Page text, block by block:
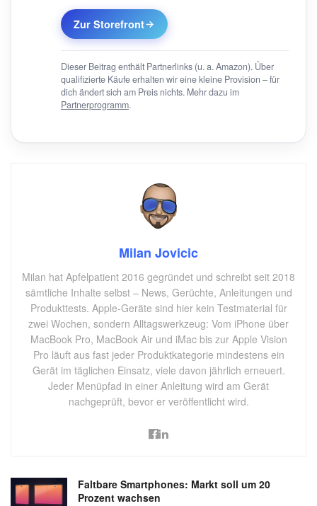
Zur Storefront
Dieser Beitrag enthält Partnerlinks (u. a. Amazon). Über
qualifizierte Käufe erhalten wir eine kleine Provision – für
dich ändert sich am Preis nichts. Mehr dazu im
Partnerprogramm.
Milan Jovicic
Milan hat Apfelpatient 2016 gegründet und schreibt seit 2018
sämtliche Inhalte selbst – News, Gerüchte, Anleitungen und
Produkttests. Apple-Geräte sind hier kein Testmaterial für
zwei Wochen, sondern Alltagswerkzeug: Vom iPhone über
MacBook Pro, MacBook Air und iMac bis zur Apple Vision
Pro läuft aus fast jeder Produktkategorie mindestens ein
Gerät im täglichen Einsatz, viele davon jährlich erneuert.
Jeder Menüpfad in einer Anleitung wird am Gerät
nachgeprüft, bevor er veröffentlicht wird.
Faltbare Smartphones: Markt soll um 20
Prozent wachsen